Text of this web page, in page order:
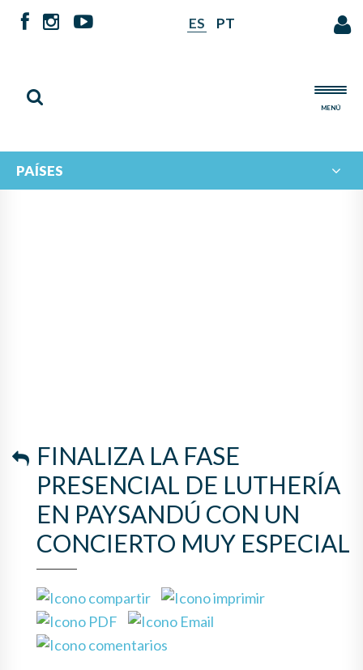
ES PT
MENÚ
PAÍSES
FINALIZA LA FASE
PRESENCIAL DE LUTHERÍA
EN PAYSANDÚ CON UN
CONCIERTO MUY ESPECIAL